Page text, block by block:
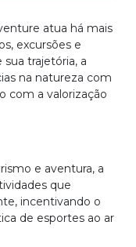
atua há mais
excursões e
trajetória, a
na natureza com
com a valorização
e aventura, a
que
incentivando o
de esportes ao ar